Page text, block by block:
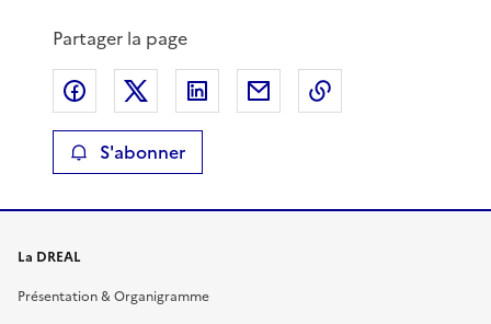
Partager la page
Partager sur Facebook
Partager sur XPartager sur LinkedIn
Partager par email
S'abonner
La DREAL
Présentation & Organigramme